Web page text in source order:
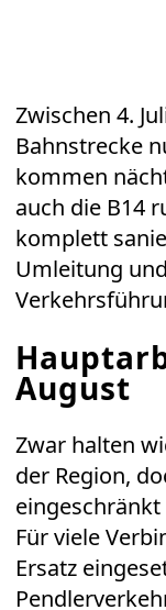
Zwischen 4.
Bahnstrecke
kommen
auch die B14
komplett
Umleitung
August
Zwar halten
der Region,
Für viele
Ersatz